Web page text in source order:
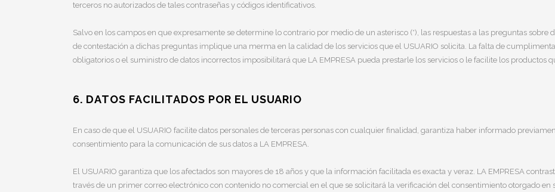
terceros no autorizados de tales contraseñas y códigos identificativos.
Salvo en los campos en que expresamente se determine lo contrario por medio de un asterisco (*), las respuestas a las preguntas sobre
de contestación a dichas preguntas implique una merma en la calidad de los servicios que el USUARIO solicita. La falta de
obligatorios o el suministro de datos incorrectos imposibilitará que LA EMPRESA pueda prestarle los servicios o le facilite los productos
6. DATOS FACILITADOS POR EL USUARIO
En caso de que el USUARIO facilite datos personales de terceras personas con cualquier finalidad, garantiza haber informado
consentimiento para la comunicación de sus datos a LA EMPRESA.
El USUARIO garantiza que los afectados son mayores de 18 años y que la información facilitada es exacta y veraz. LA EMPRESA
través de un primer correo electrónico con contenido no comercial en el que se solicitará la verificación del consentimiento otorgado en